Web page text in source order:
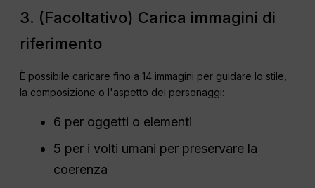
3. (Facoltativo) Carica immagini di
riferimento
È possibile caricare fino a 14 immagini per guidare lo stile,
la composizione o l'aspetto dei personaggi:
6 per oggetti o elementi
5 per i volti umani per preservare la
coerenza